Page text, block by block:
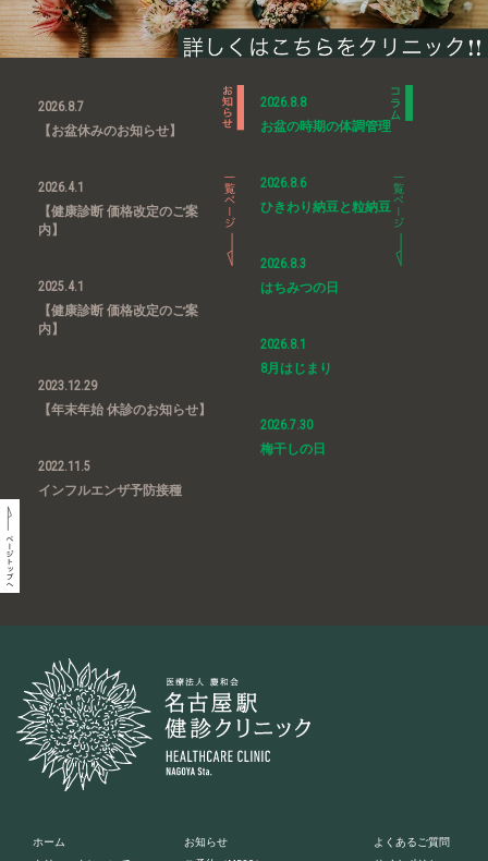
2026.8.7
【お盆休みのお知らせ】
2026.4.1
【健康診断 価格改定のご案
内】
2025.4.1
【健康診断 価格改定のご案
内】
2023.12.29
【年末年始 休診のお知らせ】
2022.11.5
インフルエンザ予防接種
2026.8.8
お盆の時期の体調管理
2026.8.6
ひきわり納豆と粒納豆
2026.8.3
はちみつの日
2026.8.1
8月はじまり
2026.7.30
梅干しの日
ホーム
お知らせ
よくあるご質問